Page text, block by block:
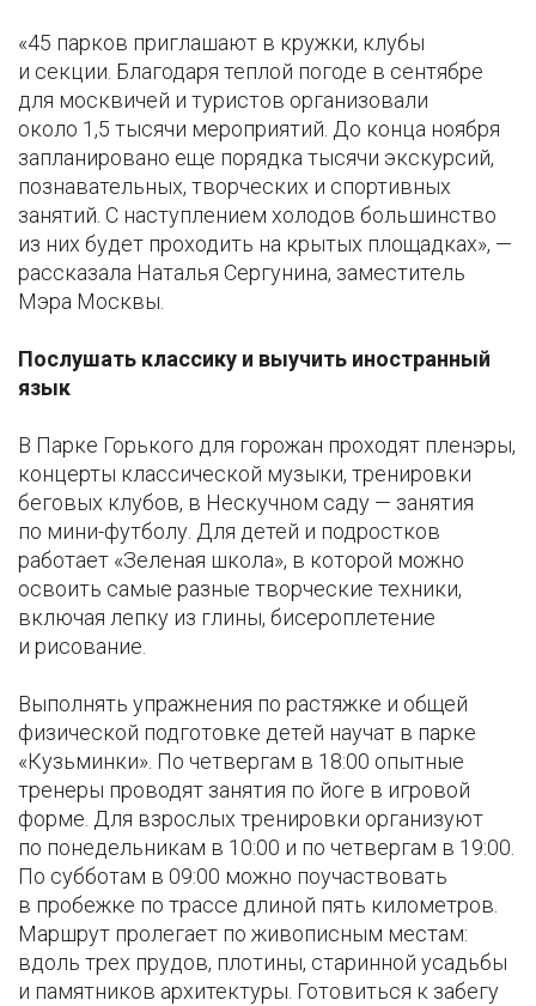
«45 парков приглашают в кружки, клубы
и секции. Благодаря теплой погоде в сентябре
для москвичей и туристов организовали
около 1,5 тысячи мероприятий. До конца ноября
запланировано еще порядка тысячи экскурсий,
познавательных, творческих и спортивных
занятий. С наступлением холодов большинство
из них будет проходить на крытых площадках», —
рассказала Наталья Сергунина, заместитель
Мэра Москвы.
Послушать классику и выучить иностранный
язык
В Парке Горького для горожан проходят пленэры,
концерты классической музыки, тренировки
беговых клубов, в Нескучном саду — занятия
по мини-футболу. Для детей и подростков
работает «Зеленая школа», в которой можно
освоить самые разные творческие техники,
включая лепку из глины, бисероплетение
и рисование.
Выполнять упражнения по растяжке и общей
физической подготовке детей научат в парке
«Кузьминки». По четвергам в 18:00 опытные
тренеры проводят занятия по йоге в игровой
форме. Для взрослых тренировки организуют
по понедельникам в 10:00 и по четвергам в 19:00.
По субботам в 09:00 можно поучаствовать
в пробежке по трассе длиной пять километров.
Маршрут пролегает по живописным местам:
вдоль трех прудов, плотины, старинной усадьбы
и памятников архитектуры. Готовиться к забегу